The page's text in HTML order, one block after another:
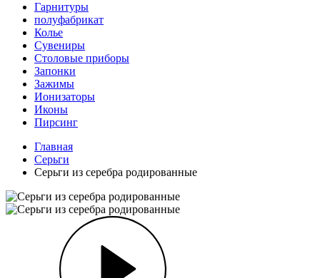
Гарнитуры
полуфабрикат
Колье
Сувениры
Столовые приборы
Запонки
Зажимы
Ионизаторы
Иконы
Пирсинг
Главная
Серьги
Серьги из серебра родированные